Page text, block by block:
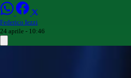
Federico Iezzi
24 aprile - 10:46